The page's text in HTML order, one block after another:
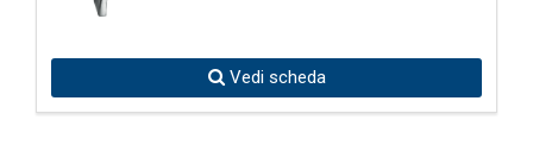
Vedi scheda